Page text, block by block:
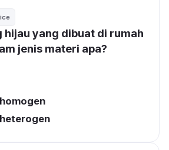
hijau yang dibuat di rumah
jenis materi apa?